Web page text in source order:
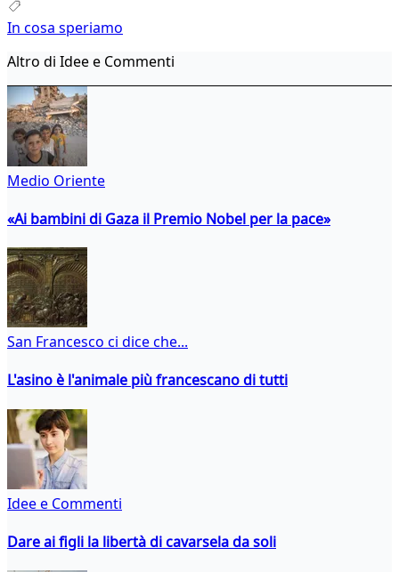
In cosa speriamo
Altro di Idee e Commenti
Medio Oriente
«Ai bambini di Gaza il Premio Nobel per la pace»
San Francesco ci dice che...
L'asino è l'animale più francescano di tutti
Idee e Commenti
Dare ai figli la libertà di cavarsela da soli